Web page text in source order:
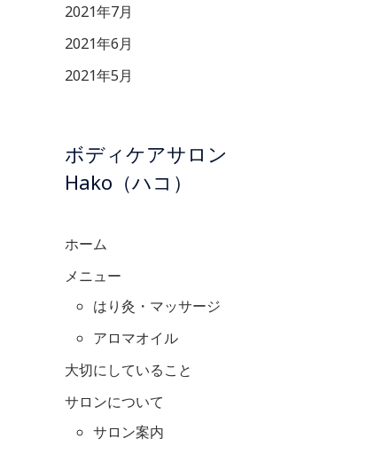
2021年7月
2021年6月
2021年5月
ボディケアサロン
Hako（ハコ）
ホーム
メニュー
はり灸・マッサージ
アロマオイル
大切にしていること
サロンについて
サロン案内